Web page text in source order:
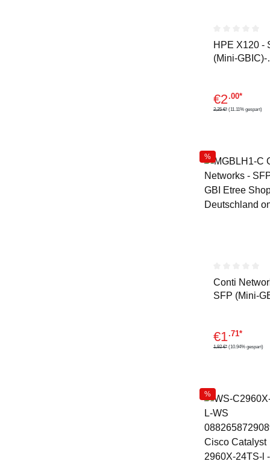
HPE X120 -
(Mini-GBIC)-
€2.00*
2,25 €* (11.11% gespart)
%
Conti
SFP (Mini-
€1.71*
1,92 €* (10.94% gespart)
%